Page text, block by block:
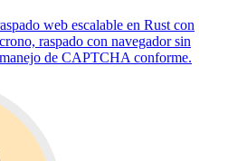
web escalable en Rust con
raspado con navegador sin
de CAPTCHA conforme.